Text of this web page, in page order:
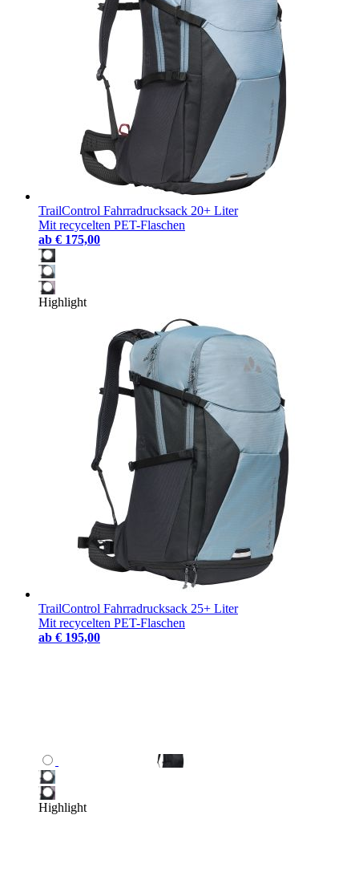
TrailControl Fahrradrucksack 20+ Liter
Mit recycelten PET-Flaschen
ab € 175,00
Highlight
TrailControl Fahrradrucksack 25+ Liter
Mit recycelten PET-Flaschen
ab € 195,00
Highlight